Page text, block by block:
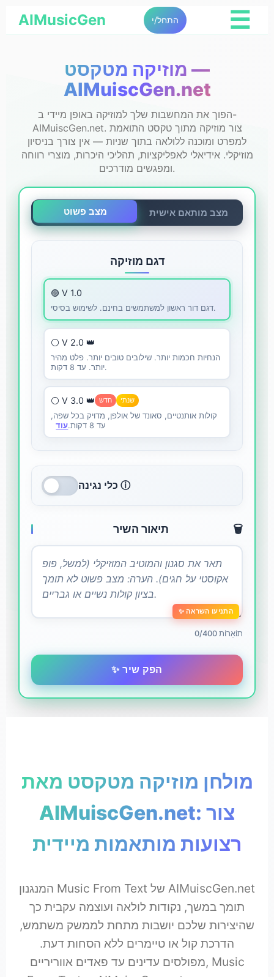
AIMusicGen התחל/י ☰
מוזיקה מטקסט —
AIMuiscGen.net
הפוך את המחשבות שלך למוזיקה באופן מיידי ב-
AIMuiscGen.net. צור מוזיקה מתוך טקסט התואמת
למפרט ומוכנה ללולאה בתוך שניות — אין צורך בניסיון
מוזיקלי. אידיאלי לאפליקציות, תהליכי היכרות, מוצרי רווחה
ומפגשים מודרכים.
מצב פשוט מצב מותאם אישית
דגם מוזיקה
🟣 V 1.0
דגם דור ראשון למשתמשים בחינם. לשימוש בסיסי.
⚪ V 2.0 👑
הנחיות חכמות יותר. שילובים טובים יותר. פלט מהיר
יותר. עד 8 דקות.
⚪ V 3.0 👑 חדש שנתי
קולות אותנטיים, סאונד של אולפן, מדויק בכל שפה,
עד 8 דקות.
עוד
כלי נגינה ⓘ
תיאור השיר 🗑️
✨ התניעו השראה
0/400 תוֹאֵרוֹת
✨ הפק שיר
מולחן מוזיקה מטקסט מאת
AIMuiscGen.net: צור
רצועות מותאמות מיידית
המנגנון Music From Text של AIMuiscGen.net
תומך במשך, נקודות לולאה ועוצמה עקבית כך
שהיצירות שלכם יושבות מתחת לממשק משתמש,
הדרכת קול או טיימרים ללא הסחות דעת.
מפולסים עדינים עד פאדים אווריריים, Music